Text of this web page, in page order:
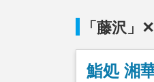
「藤沢」
鮨処 湘